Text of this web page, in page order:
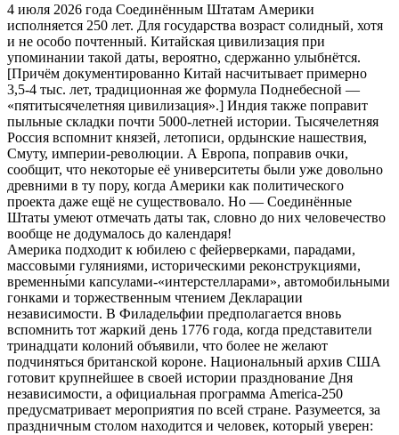
4 июля 2026 года Соединённым Штатам Америки
исполняется 250 лет. Для государства возраст солидный, хотя
и не особо почтенный. Китайская цивилизация при
упоминании такой даты, вероятно, сдержанно улыбнётся.
[Причём документированно Китай насчитывает примерно
3,5-4 тыс. лет, традиционная же формула Поднебесной —
«пятитысячелетняя цивилизация».] Индия также поправит
пыльные складки почти 5000-летней истории. Тысячелетняя
Россия вспомнит князей, летописи, ордынские нашествия,
Смуту, империи-революции. А Европа, поправив очки,
сообщит, что некоторые её университеты были уже довольно
древними в ту пору, когда Америки как политического
проекта даже ещё не существовало. Но — Соединённые
Штаты умеют отмечать даты так, словно до них человечество
вообще не додумалось до календаря!
Америка подходит к юбилею с фейерверками, парадами,
массовыми гуляниями, историческими реконструкциями,
временны́ми капсулами-«интерстелларами», автомобильными
гонками и торжественным чтением Декларации
независимости. В Филадельфии предполагается вновь
вспомнить тот жаркий день 1776 года, когда представители
тринадцати колоний объявили, что более не желают
подчиняться британской короне. Национальный архив США
готовит крупнейшее в своей истории празднование Дня
независимости, а официальная программа America-250
предусматривает мероприятия по всей стране. Разумеется, за
праздничным столом находится и человек, который уверен: